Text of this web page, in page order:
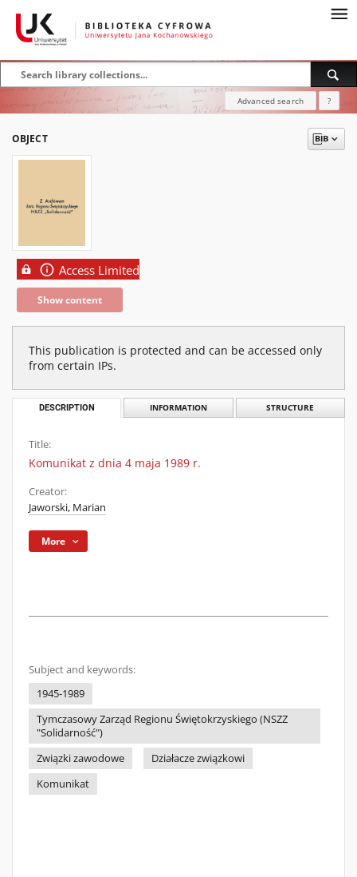
Advanced search ?
OBJECT
Access Limited
Show content
This publication is protected and can be accessed only
from certain IPs.
DESCRIPTION INFORMATION STRUCTURE
Title:
Komunikat z dnia 4 maja 1989 r.
Creator:
Jaworski, Marian
More
Subject and keywords:
1945-1989
Tymczasowy Zarząd Regionu Świętokrzyskiego (NSZZ
"Solidarność")
Związki zawodowe
Działacze związkowi
Komunikat